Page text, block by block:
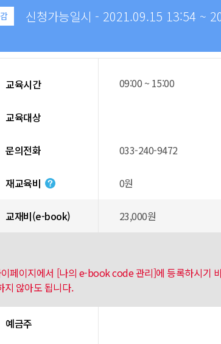
신청가능일시 - 2021.09.15 13:54 ~
교육시간 09:00 ~ 15:00
교육대상
문의전화 033-240-9472
재교육비 0원
교재비(e-book) 23,000원
이지에서 [나의 e-book code 관리]에 등록하시기
않아도 됩니다.
예금주